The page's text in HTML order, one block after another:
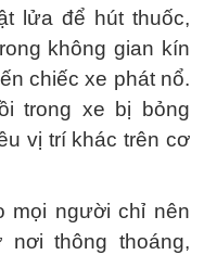
lửa để hút thuốc,
không gian kín
chiếc xe phát nổ.
trong xe bị bỏng
vị trí khác trên cơ
mọi người chỉ nên
thông thoáng,